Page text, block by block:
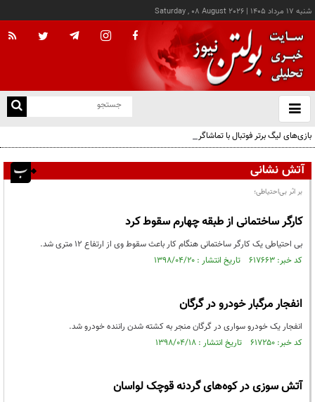
شنبه ۱۷ مرداد ۱۴۰۵ |
Saturday , 08 August 2026
باز
و
بازی‌های لیگ برتر فوتبال با تماشاگر برگزار می‌شود
آتش نشانی
بر اثر بی‌احتیاطی؛
کارگر ساختمانی از طبقه چهارم سقوط کرد
بی احتیاطی یک کارگر ساختمانی هنگام کار باعث سقوط وی از ارتفاع ۱۲ متری شد.
کد خبر: ۶۱۷۶۶۳ تاریخ انتشار : ۱۳۹۸/۰۴/۲۰
انفجار مرگبار خودرو در گرگان
انفجار یک خودرو سواری در گرگان منجر به کشته شدن راننده خودرو شد.
کد خبر: ۶۱۷۲۵۰ تاریخ انتشار : ۱۳۹۸/۰۴/۱۸
آتش سوزی در کوه‌های گردنه قوچک لواسان